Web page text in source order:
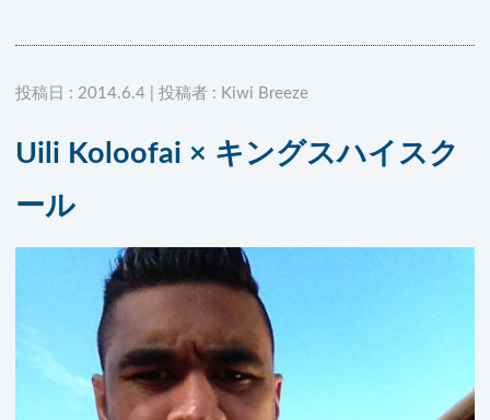
投稿日 : 2014.6.4 | 投稿者 : Kiwi Breeze
Uili Koloofai × キングスハイスク
ール